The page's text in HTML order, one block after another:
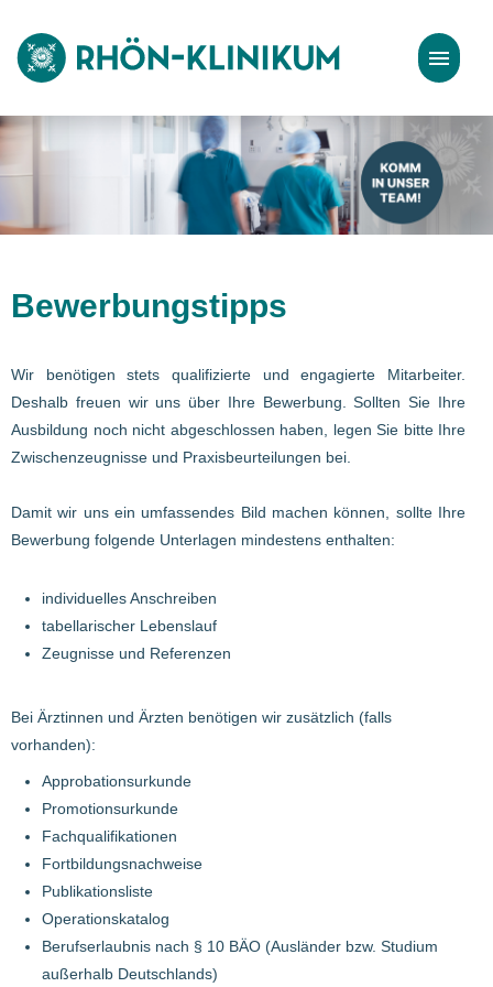
Stellenangebote
Bewerbungstipps
Bewerbungstipps
Wir benötigen stets qualifizierte und engagierte Mitarbeiter.
Deshalb freuen wir uns über Ihre Bewerbung. Sollten Sie Ihre
Ausbildung noch nicht abgeschlossen haben, legen Sie bitte Ihre
Zwischenzeugnisse und Praxisbeurteilungen bei.
Damit wir uns ein umfassendes Bild machen können, sollte Ihre
Bewerbung folgende Unterlagen mindestens enthalten:
individuelles Anschreiben
tabellarischer Lebenslauf
Zeugnisse und Referenzen
Bei Ärztinnen und Ärzten benötigen wir zusätzlich (falls
vorhanden):
Approbationsurkunde
Promotionsurkunde
Fachqualifikationen
Fortbildungsnachweise
Publikationsliste
Operationskatalog
Berufserlaubnis nach § 10 BÄO (Ausländer bzw. Studium
außerhalb Deutschlands)